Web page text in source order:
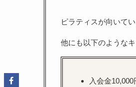
ピラティスが向いて
他にも以下のような
入会金